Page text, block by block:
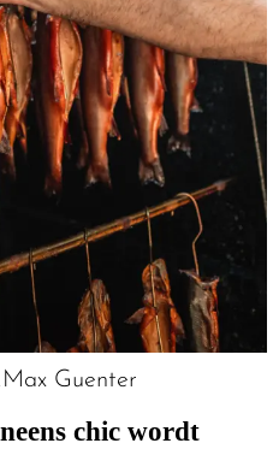
Guenter
chic wordt